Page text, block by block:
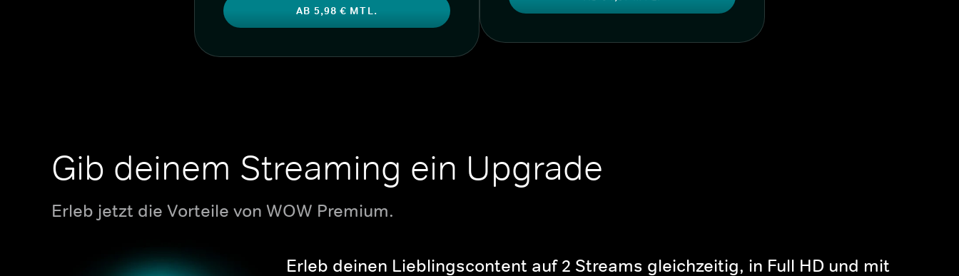
AB 5,98 € MTL.
Gib deinem Streaming ein Upgrade
Erleb jetzt die Vorteile von WOW Premium.
Erleb deinen Lieblingscontent auf 2 Streams gleichzeitig, in Full HD und mit